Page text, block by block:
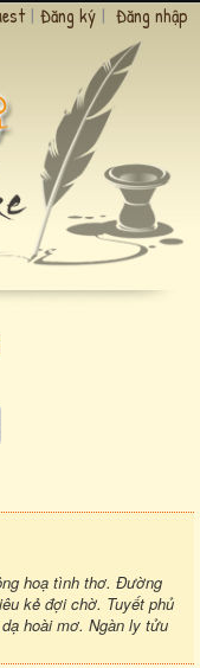
| Đăng ký | Đăng nhập
hoạ tình thơ. Đường
kẻ đợi chờ. Tuyết phủ
hoài mơ. Ngàn ly tửu